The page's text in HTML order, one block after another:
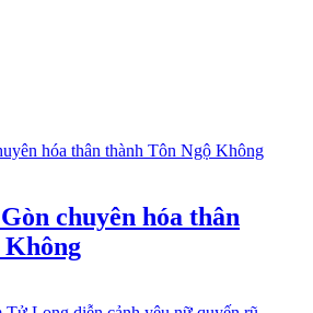
chuyên hóa thân
Không